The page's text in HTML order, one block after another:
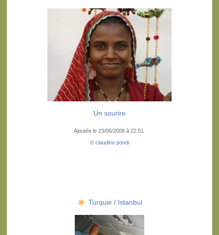
Un sourire
Ajoutée le 23/06/2008 à 22:51
© claudine pondi
Turquie / Istanbul